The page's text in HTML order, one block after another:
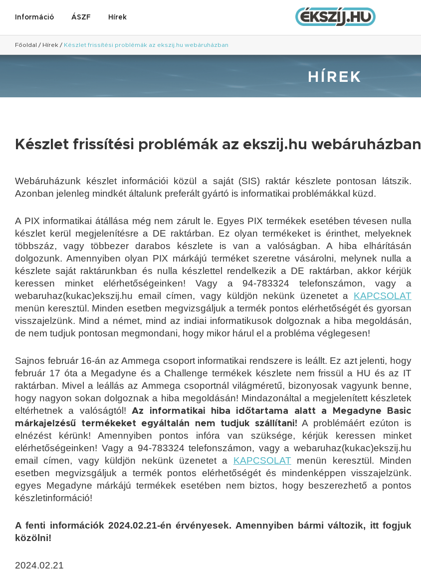
Információ ÁSZF Hírek
Főoldal / Hírek / Készlet frissítési problémák az ekszij.hu webáruházban
HÍREK
Készlet frissítési problémák az ekszij.hu webáruházban
Webáruházunk készlet információi közül a saját (SIS) raktár készlete pontosan látszik.
Azonban jelenleg mindkét általunk preferált gyártó is informatikai problémákkal küzd.
A PIX informatikai átállása még nem zárult le. Egyes PIX termékek esetében tévesen nulla
készlet kerül megjelenítésre a DE raktárban. Ez olyan termékeket is érinthet, melyeknek
többszáz, vagy többezer darabos készlete is van a valóságban. A hiba elhárításán
dolgozunk. Amennyiben olyan PIX márkájú terméket szeretne vásárolni, melynek nulla a
készlete saját raktárunkban és nulla készlettel rendelkezik a DE raktárban, akkor kérjük
keressen minket elérhetőségeinken! Vagy a 94-783324 telefonszámon, vagy a
webaruhaz(kukac)ekszij.hu email címen, vagy küldjön nekünk üzenetet a KAPCSOLAT
menün keresztül. Minden esetben megvizsgáljuk a termék pontos elérhetőségét és gyorsan
visszajelzünk. Mind a német, mind az indiai informatikusok dolgoznak a hiba megoldásán,
de nem tudjuk pontosan megmondani, hogy mikor hárul el a probléma véglegesen!
Sajnos február 16-án az Ammega csoport informatikai rendszere is leállt. Ez azt jelenti, hogy
február 17 óta a Megadyne és a Challenge termékek készlete nem frissül a HU és az IT
raktárban. Mivel a leállás az Ammega csoportnál világméretű, bizonyosak vagyunk benne,
hogy nagyon sokan dolgoznak a hiba megoldásán! Mindazonáltal a megjelenített készletek
eltérhetnek a valóságtól!Az informatikai hiba időtartama alatt a Megadyne Basic
márkajelzésű termékeket egyáltalán nem tudjuk szállítani! A problémáért ezúton is
elnézést kérünk! Amennyiben pontos infóra van szüksége, kérjük keressen minket
elérhetőségeinken! Vagy a 94-783324 telefonszámon, vagy a webaruhaz(kukac)ekszij.hu
email címen, vagy küldjön nekünk üzenetet a KAPCSOLATmenün keresztül. Minden
esetben megvizsgáljuk a termék pontos elérhetőségét és mindenképpen visszajelzünk.
egyes Megadyne márkájú termékek esetében nem biztos, hogy beszerezhető a pontos
készletinformáció!
A fenti információk 2024.02.21-én érvényesek. Amennyiben bármi változik, itt fogjuk
közölni!
2024.02.21